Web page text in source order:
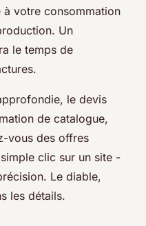
votre consommation
Un
le temps de
le devis
de catalogue,
vous des offres
clic sur un site -
Le diable,
les détails.